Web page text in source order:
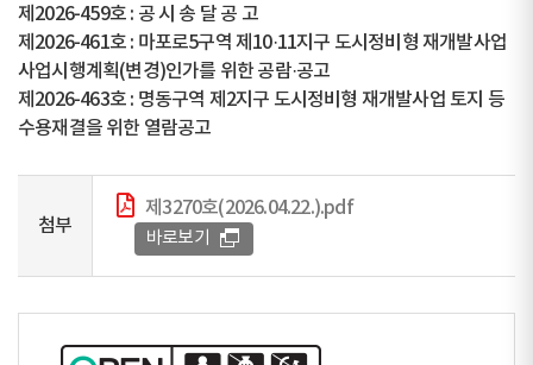
제2026-459호 : 공 시 송 달 공 고
제2026-461호 : 마포로5구역 제10·11지구 도시정비형 재개발사업
사업시행계획(변경)인가를 위한 공람·공고
제2026-463호 : 명동구역 제2지구 도시정비형 재개발사업 토지 등
수용재결을 위한 열람공고
첨부
제3270호(2026.04.22.).pdf
바로보기